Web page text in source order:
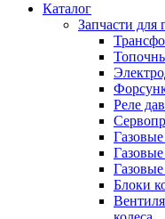
Каталог
Запчасти для
Реле
Блоки